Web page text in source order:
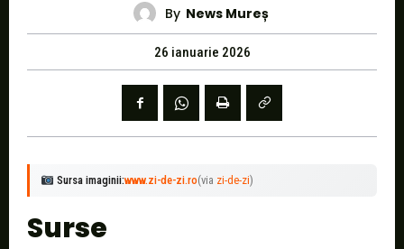
By News Mureș
26 ianuarie 2026
Sursa imaginii:www.zi-de-zi.ro(via zi-de-zi)
Surse